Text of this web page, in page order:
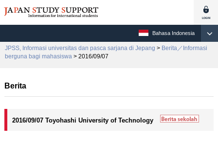
Bahasa Indonesia
JPSS, Informasi universitas dan pasca sarjana di Jepang > Berita／Informasi
berguna bagi mahasiswa > 2016/09/07
Berita
2016/09/07 Toyohashi University of Technology